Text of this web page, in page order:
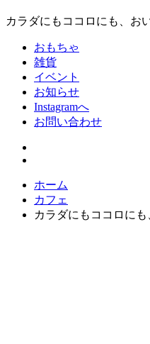
カラダにもココロにも、お
おもちゃ
雑貨
イベント
お知らせ
Instagramへ
お問い合わせ
ホーム
カフェ
カラダにもココロに